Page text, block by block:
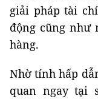
giải pháp tài
động cũng như
hàng.
Nhờ tính hấp
quan ngay tại